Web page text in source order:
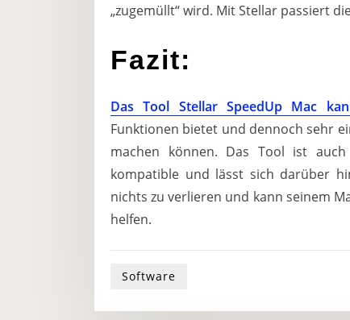
„zugemüllt“ wird. Mit Stellar passiert
Fazit:
Das Tool Stellar SpeedUp Mac
Funktionen bietet und dennoch sehr
machen können. Das Tool ist
kompatible und lässt sich darüber
nichts zu verlieren und kann seinem
helfen.
Software